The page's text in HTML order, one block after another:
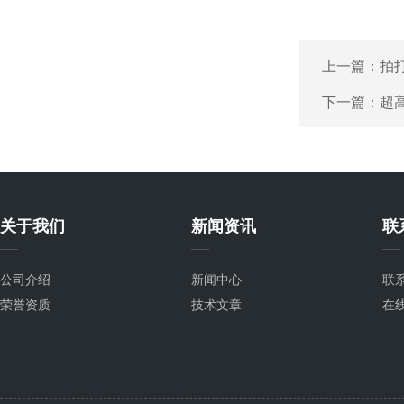
上一篇： 拍
下一篇： 超
关于我们
公司介绍
荣誉资质
新闻资讯
新闻中心
技术文章
联
联
在